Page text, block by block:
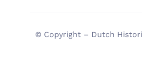
© Copyright – Dutch